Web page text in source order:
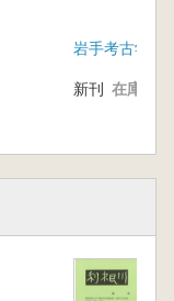
岩手考古学会
新刊 在庫なし